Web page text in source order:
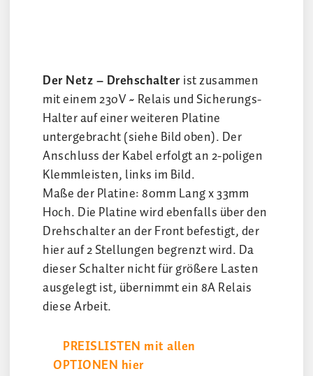
Der Netz – Drehschalterist zusammen
mit einem 230V ~ Relais und Sicherungs-
Halter auf einer weiteren Platine
untergebracht (siehe Bild oben). Der
Anschluss der Kabel erfolgt an 2-poligen
Klemmleisten, links im Bild.
Maße der Platine: 80mm Lang x 33mm
Hoch. Die Platine wird ebenfalls über den
Drehschalter an der Front befestigt, der
hier auf 2 Stellungen begrenzt wird. Da
dieser Schalter nicht für größere Lasten
ausgelegt ist, übernimmt ein 8A Relais
diese Arbeit.
PREISLISTEN mit allen
OPTIONEN hier